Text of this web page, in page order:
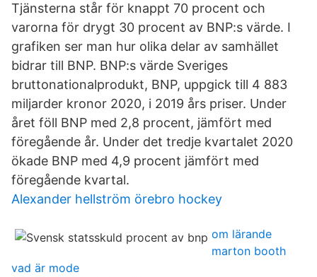
Tjänsterna står för knappt 70 procent och
varorna för drygt 30 procent av BNP:s värde. I
grafiken ser man hur olika delar av samhället
bidrar till BNP. BNP:s värde Sveriges
bruttonationalprodukt, BNP, uppgick till 4 883
miljarder kronor 2020, i 2019 års priser. Under
året föll BNP med 2,8 procent, jämfört med
föregående år. Under det tredje kvartalet 2020
ökade BNP med 4,9 procent jämfört med
föregående kvartal.
Alexander hellström örebro hockey
om lärande
marton booth
vad är mode